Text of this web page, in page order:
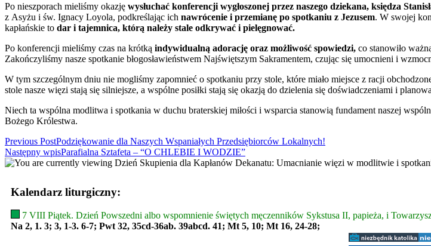
Po nieszporach mieliśmy okazję wysłuchać konferencji wygłoszonej przez naszego dziekana, księdza
z Asyżu i św. Ignacy Loyola, podkreślając ich nawrócenie i przemianę po spotkaniu z Jezusem. W swojej
kapłańskie to dar i tajemnica, którą należy stale odkrywać i pielęgnować.
Po konferencji mieliśmy czas na krótką indywidualną adorację oraz możliwość spowiedzi, co stanowiło
Zakończyliśmy nasze spotkanie błogosławieństwem Najświętszym Sakramentem, czując się umocnieni i
W tym szczególnym dniu nie mogliśmy zapomnieć o spotkaniu przy stole, które miało miejsce z racji
stole nasze więzi stają się silniejsze, a wspólne posiłki stają się okazją do dzielenia się doświadczeniami i
Niech ta wspólna modlitwa i spotkania w duchu braterskiej miłości i wsparcia stanowią fundament naszej
Bożego Królestwa.
Read
more
Previous PostPodziękowanie dla Naszych Wspaniałych Przedsiębiorców Lokalnych!
Następny wpisParafialna Sztafeta – “O CHLEBIE I WODZIE”
Kalendarz liturgiczny:
7 VIII Piątek. Dzień Powszedni albo wspomnienie świętych męczenników Sykstusa II, papieża, i
Na 2, 1. 3; 3, 1-3. 6-7; Pwt 32, 35cd-36ab. 39abcd. 41; Mt 5, 10; Mt 16, 24-28;